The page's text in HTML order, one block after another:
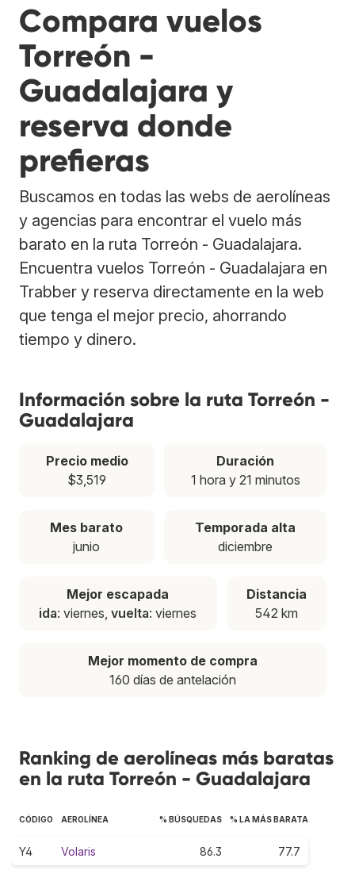
Compara vuelos
Torreón -
Guadalajara y
reserva donde
prefieras
Buscamos en todas las webs de aerolíneas
y agencias para encontrar el vuelo más
barato en la ruta Torreón - Guadalajara.
Encuentra vuelos Torreón - Guadalajara en
Trabber y reserva directamente en la web
que tenga el mejor precio, ahorrando
tiempo y dinero.
Información sobre la ruta Torreón -
Guadalajara
Precio medio
$3,519
Duración
1 hora y 21 minutos
Mes barato
junio
Temporada alta
diciembre
Mejor escapada
ida: viernes,vuelta: viernes
Distancia
542 km
Mejor momento de compra
160 días de antelación
Ranking de aerolíneas más baratas
en la ruta Torreón - Guadalajara
CÓDIGO AEROLÍNEA % BÚSQUEDAS % LA MÁS BARATA
Y4 Volaris 86.3 77.7